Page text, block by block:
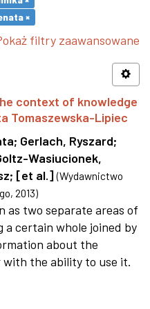
×
filtry zaawansowane
context of knowledge
Tomaszewska-Lipiec
; Gerlach, Ryszard;
Wasiucionek,
; [et al.] (Wydawnictwo
, 2013)
as two separate areas of
a certain whole joined by
about the
the ability to use it.